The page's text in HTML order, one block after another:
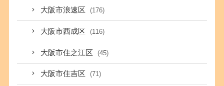
大阪市浪速区 (176)
大阪市西成区 (116)
大阪市住之江区 (45)
大阪市住吉区 (71)